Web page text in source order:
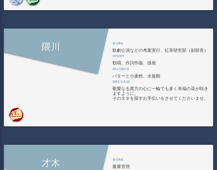
隈川 歌劇公演などの考案実行、紅茶研究部（副部長）
歌唱、作詞作曲、描画
バターと小麦粉、水族館
敬愛なる貴方の心に一輪でも多く幸福の花が咲き
ますように。
そのタネを探すお手伝いをさせてくださいませ。
才木 書庫管理